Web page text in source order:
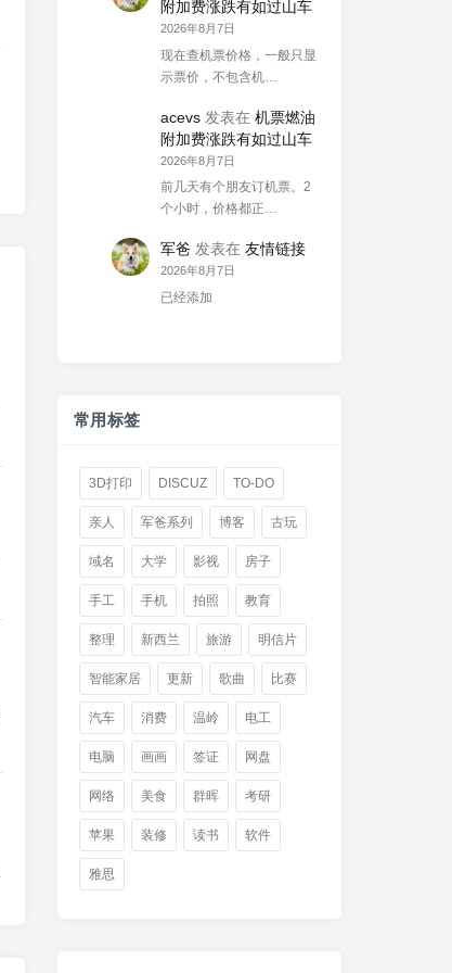
附加费涨跌有如过山车
2026年8月7日
现在查机票价格，一般只显
示票价，不包含机…
acevs 发表在 机票燃油
附加费涨跌有如过山车
2026年8月7日
前几天有个朋友订机票。2
个小时，价格都正…
军爸 发表在 友情链接
2026年8月7日
已经添加
常用标签
3D打印 DISCUZ TO-DO
亲人 军爸系列 博客 古玩
域名 大学 影视 房子
手工 手机 拍照 教育
整理 新西兰 旅游 明信片
智能家居 更新 歌曲 比赛
汽车 消费 温岭 电工
电脑 画画 签证 网盘
网络 美食 群晖 考研
苹果 装修 读书 软件
雅思